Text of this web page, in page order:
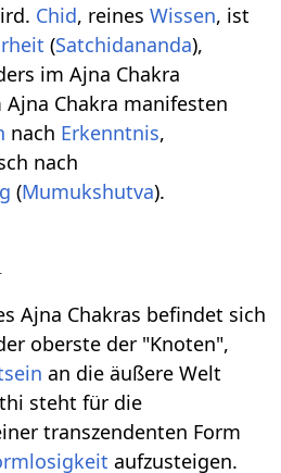
Chid, reinesWissen, ist
(Satchidananda),
im Ajna Chakra
Chakra manifesten
nach Erkenntnis,
nach
(Mumukshutva).
Ajna Chakras befindet sich
oberste der "Knoten",
an die äußere Welt
steht für die
transzendenten Form
aufzusteigen.